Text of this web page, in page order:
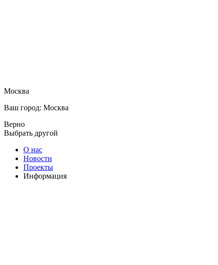
Москва
Ваш город: Москва
Верно
Выбрать другой
О нас
Новости
Проекты
Информация